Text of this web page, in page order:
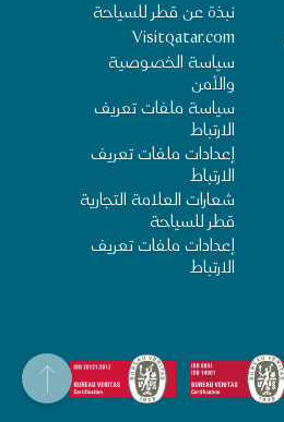
نبذة عن قطر للسياحة
Visitqatar.com
سياسة الخصوصية
والأمن
سياسة ملفات تعريف
الارتباط
إعدادات ملفات تعريف
الارتباط
شعارات العلامة التجارية
قطر للسياحة
إعدادات ملفات تعريف
الارتباط